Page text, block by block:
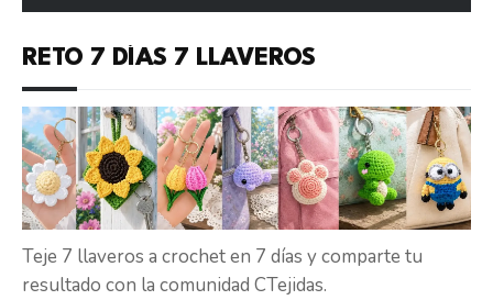
RETO 7 DÍAS 7 LLAVEROS
Teje 7 llaveros a crochet en 7 días y comparte tu
resultado con la comunidad CTejidas.